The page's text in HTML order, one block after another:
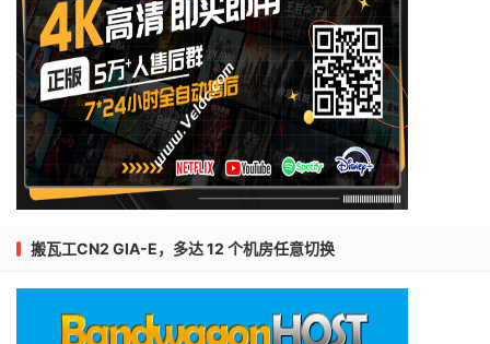
搬瓦工CN2 GIA-E，多达 12 个机房任意切换